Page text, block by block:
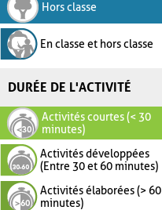
Hors classe
En classe et hors classe
DURÉE DE L'ACTIVITÉ
Activités courtes (< 30
minutes)
Activités développées
(Entre 30 et 60 minutes)
Activités élaborées (> 60
minutes)